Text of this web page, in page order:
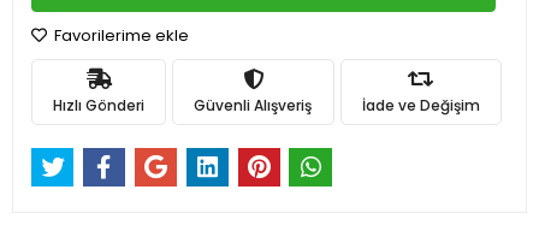
Favorilerime ekle
Hızlı Gönderi Güvenli Alışveriş İade ve Değişim